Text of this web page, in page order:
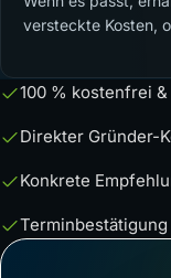
versteckte Kosten,
100 % kostenfrei
Direkter Gründer-
Konkrete